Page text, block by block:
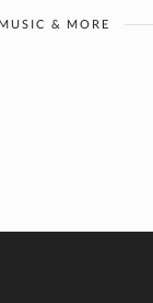
MUSIC & MORE